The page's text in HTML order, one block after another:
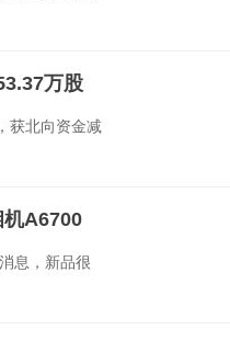
万股
获北向资金减
机A6700
息，新品很